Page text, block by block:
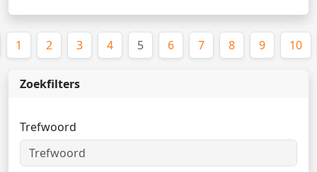
Zoekfilters
Trefwoord
1 2 3 4 5(huidige)
6 7 8 9 10